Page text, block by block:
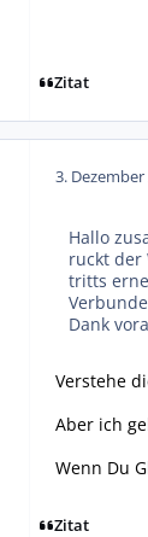
Zitat
3.
Hallo
ruckt der
tritts
Dank
Verstehe
Aber ich
Wenn Du
Zitat